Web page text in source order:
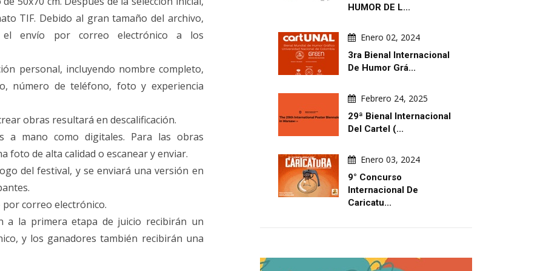
TIF. Debido al gran tamaño del archivo,
el envío por correo electrónico a los
personal, incluyendo nombre completo,
número de teléfono, foto y experiencia
obras resultará en descalificación.
a mano como digitales. Para las obras
foto de alta calidad o escanear y enviar.
del festival, y se enviará una versión en
por correo electrónico.
a la primera etapa de juicio recibirán un
y los ganadores también recibirán una
HUMOR DE L...
Enero 02, 2024
3ra Bienal Internacional
De Humor Grá...
Febrero 24, 2025
29ª Bienal Internacional
Del Cartel (...
Enero 03, 2024
9° Concurso
Internacional De
Caricatu...